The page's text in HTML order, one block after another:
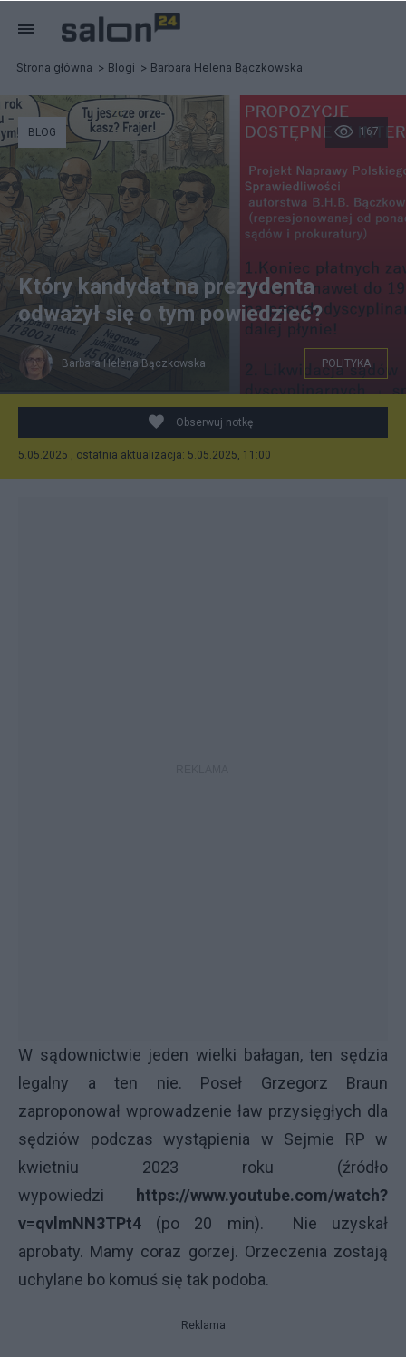
Strona główna Blogi Barbara Helena Bączkowska
167
BLOG
Który kandydat na prezydenta
odważył się o tym powiedzieć?
Barbara Helena Bączkowska POLITYKA
Obserwuj notkę
5.05.2025 , ostatnia aktualizacja: 5.05.2025, 11:00
W sądownictwie jeden wielki bałagan, ten sędzia
legalny a ten nie. Poseł Grzegorz Braun
zaproponował wprowadzenie ław przysięgłych dla
sędziów podczas wystąpienia w Sejmie RP w
kwietniu 2023 roku (źródło
wypowiedzi
https://www.youtube.com/watch?
v=qvlmNN3TPt4 (po 20 min). Nie uzyskał
aprobaty. Mamy coraz gorzej. Orzeczenia zostają
uchylane bo komuś się tak podoba.
Reklama